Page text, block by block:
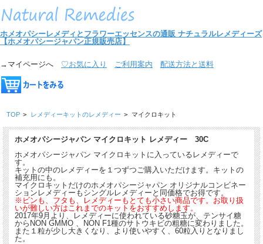
ホメオパシーレメディとフラワーエッセンスの通販 ナチュラルレメディーズ
【ホメオパシージャパン正規販売店】
→マイページへ ♡お気に入り ご利用案内 配送方法と送料
TOP > レメディーキットのレメディー > マイクロキット
ホメオパシージャパン マイクロキット レメディー 30C
ホメオパシージャパン マイクロキットに入っているレメディーで
す。
キットの中のレメディーを１つずつご購入いただけます。キットの
補充用にも。
マイクロキットだけのホメオパシージャパン オリジナルコンビネー
ションレメディーもシングルレメディーと同価格でお得です。
※ビンも、フタも、レメディーもとても小さい商品です。お取り扱
いが難しい方はこれまでのキットをおすすめします。
2017年9月より、レメディーに使われている砂糖玉が、テンサイ糖
からNON GMMO 、NON F1種のサトウキビの粗糖に変わりました。
また１粒が少し大きくなり、より使いやすく、60粒入りとなりまし
た。